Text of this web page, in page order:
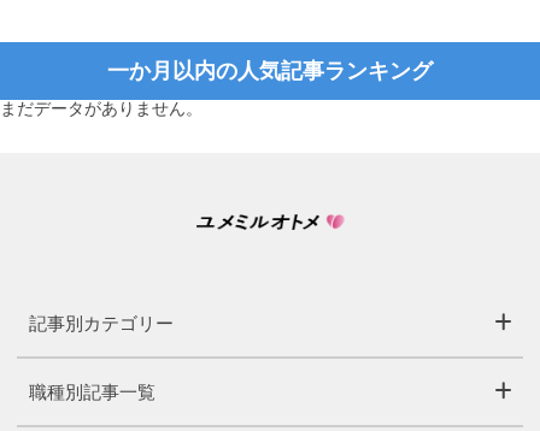
一か月以内の人気記事ランキング
まだデータがありません。
記事別カテゴリー
職種別記事一覧